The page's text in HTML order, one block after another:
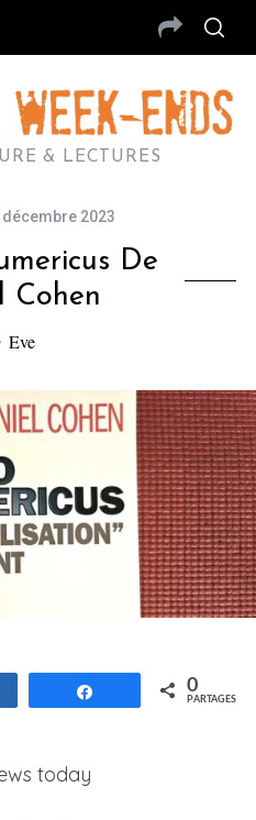
& LECTURES
décembre 2023
De
Cohen
Eve
Partagez 0
PARTAGES
today